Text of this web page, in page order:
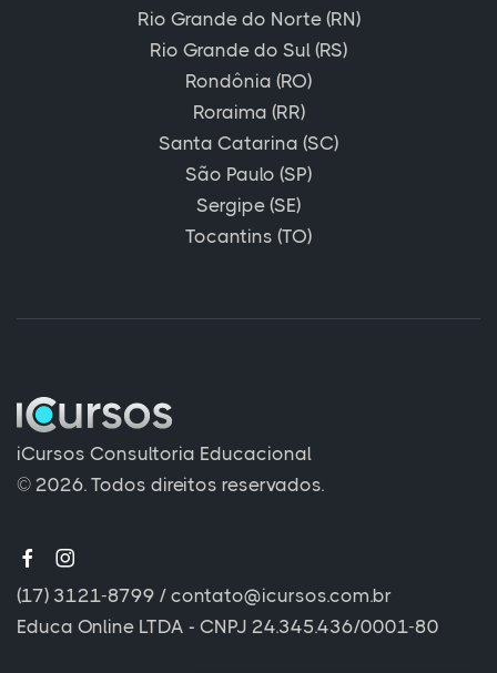
Rio Grande do Norte (RN)
Rio Grande do Sul (RS)
Rondônia (RO)
Roraima (RR)
Santa Catarina (SC)
São Paulo (SP)
Sergipe (SE)
Tocantins (TO)
iCursos Consultoria Educacional
© 2026. Todos direitos reservados.
(17) 3121-8799 / contato@icursos.com.br
Educa Online LTDA - CNPJ 24.345.436/0001-80